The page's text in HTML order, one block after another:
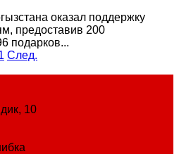
оказал поддержку
предоставив 200
подарков...
След.
10